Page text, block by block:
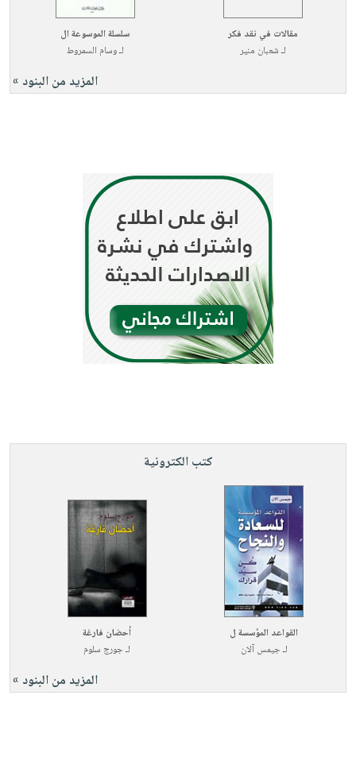
مقالات في نقد فكر
لـشعبان منير
سلسلة الموسوعة ال
لـوسام السمروط
المزيد من البنود »
كتب الكترونية
القواعد المؤسسة ل
لـجيمس آلان
أحضان فارغة
لـجورج سلوم
المزيد من البنود »